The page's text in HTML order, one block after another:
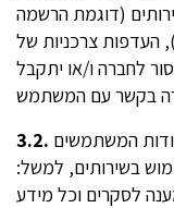
(דוגמת הרשמה
העדפות צרכניות של
לחברה ו/או יתקבל
3.2. המשתמשים
בשירותים, למשל:
לסקרים וכל מידע